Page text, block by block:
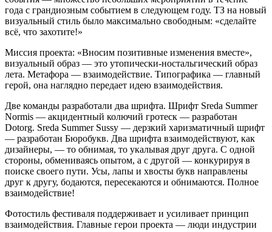
года с грандиозным событием в следующем году. ТЗ на новый
визуальный стиль было максимально свободным: «сделайте
всё, что захотите!»
Миссия проекта: «Вносим позитивные изменения вместе»,
визуальный образ — это утопически-ностальгический образ
лета. Метафора — взаимодействие. Типографика — главный
герой, она наглядно передает идею взаимодействия.
Две команды разработали два шрифта. Шрифт Sreda Summer
Normis — акцидентный колючий гротеск — разработан
Dotorg. Sreda Summer Sussy — дерзкий харизматичный шрифт
— разработан Бюробукв. Два шрифта взаимодействуют, как
дизайнеры, — то обнимая, то укалывая друг друга. С одной
стороны, обмениваясь опытом, а с другой — конкурируя в
поиске своего пути. Усы, лапы и хвосты букв направлены
друг к другу, бодаются, пересекаются и обнимаются. Полное
взаимодействие!
Фотостиль фестиваля поддерживает и усиливает принцип
взаимодействия. Главные герои проекта — люди индустрии